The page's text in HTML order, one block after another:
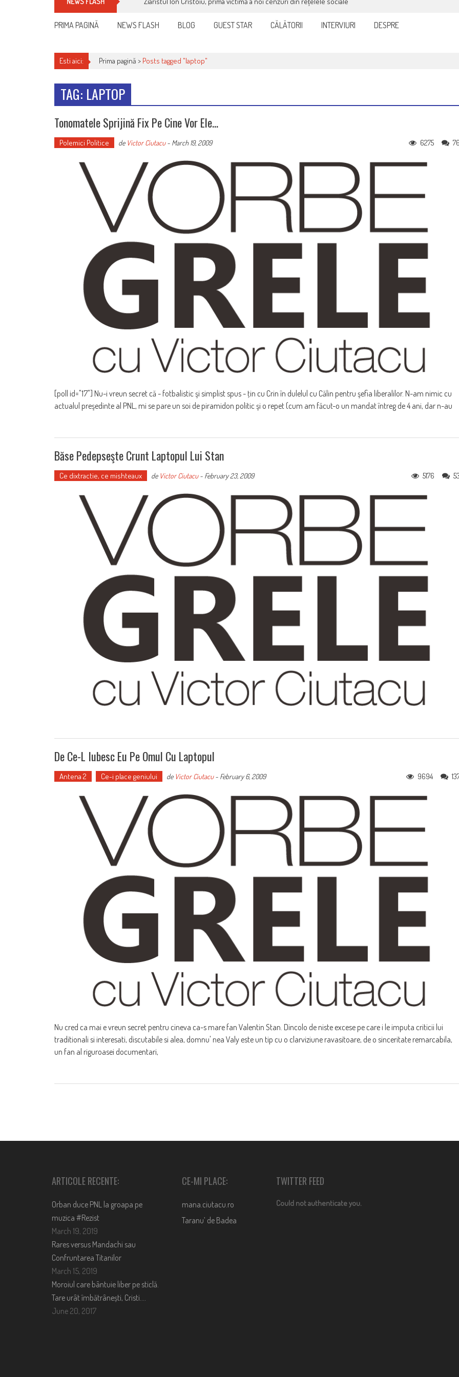
PRIMA PAGINĂ NEWS FLASH BLOG GUEST STAR CĂLĂTORII INTERVIURI DESPRE
Esti aici: Prima pagină > Posts tagged "laptop"
TAG: LAPTOP
Tonomatele Sprijină Fix Pe Cine Vor Ele…
Polemici Politice de Victor Ciutacu- March 19, 2009 6275
[poll id="17"] Nu-i vreun secret că - fotbalistic şi simplist spus - ţin cu Crin în dulelul cu Călin pentru şefia liberalilor. N-am nimic cu
actualul preşedinte al PNL, mi se pare un soi de piramidon politic şi o repet (cum am făcut-o un mandat întreg de 4 ani, dar n-au
Băse Pedepseşte Crunt Laptopul Lui Stan
Ce dixtractie, ce mishteaux de Victor Ciutacu- February 23, 2009 5176
De Ce-L Iubesc Eu Pe Omul Cu Laptopul
Antena 2 Ce-i place geniului de Victor Ciutacu- February 6, 2009 9694
Nu cred ca mai e vreun secret pentru cineva ca-s mare fan Valentin Stan. Dincolo de niste excese pe care i le imputa criticii lui
traditionali si interesati, discutabile si alea, domnu' nea Valy este un tip cu o clarviziune ravasitoare, de o sinceritate remarcabila,
un fan al riguroasei documentari,
ARTICOLE RECENTE:
Orban duce PNL la groapa pe
muzica #Rezist
March 19, 2019
Rares versus Mandachi sau
Confruntarea Titanilor
March 15, 2019
Moroiul care bântuie liber pe sticlă.
Tare urât îmbătrânești, Cristi….
June 20, 2017
CE-MI PLACE:
mana.ciutacu.ro
Taranu’ de Badea
TWITTER FEED
Could not authenticate you.